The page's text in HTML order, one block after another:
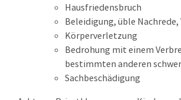
Hausfriedensbruch
Beleidigung, üble
Körperverletzung
Bedrohung mit einem
bestimmten anderen
Sachbeschädigung